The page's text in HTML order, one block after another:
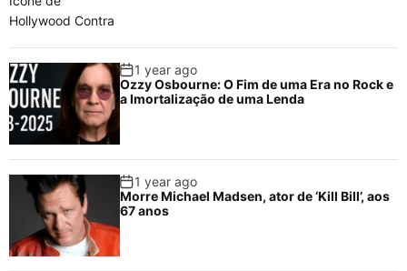
1 year ago
Ozzy Osbourne: O Fim de uma Era no Rock e
a Imortalização de uma Lenda
1 year ago
Morre Michael Madsen, ator de ‘Kill Bill’, aos
67 anos